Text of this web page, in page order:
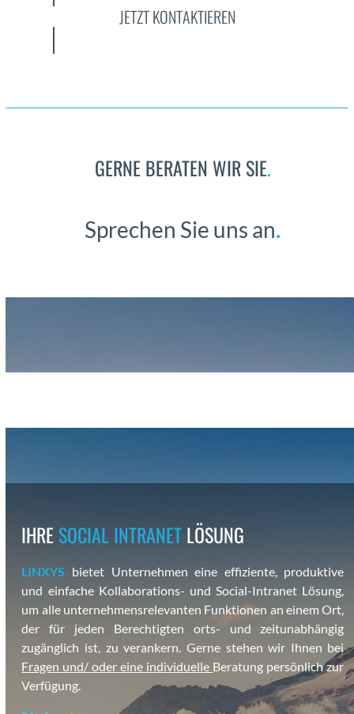
JETZT KONTAKTIEREN
GERNE BERATEN WIR SIE.
Sprechen Sie uns an.
IHRESOCIAL INTRANETLÖSUNG
LINXYS bietet Unternehmen eine effiziente, pro­duk­tive
und ein­fache Kol­lab­o­ra­tions- und Social-Intranet Lösung,
um alle unternehmen­srel­e­van­ten Funk­tio­nen an einem Ort,
der für jeden Berechtigten orts- und zeitun­ab­hängig
zugänglich ist, zu ver­ankern. Gerne ste­hen wir Ihnen bei
Fra­gen und/ oder eine indi­vidu­elle Beratung per­sön­lich zur
Ver­fü­gung.